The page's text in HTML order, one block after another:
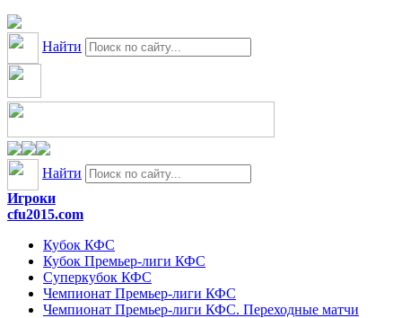
Найти
Найти
Игроки
cfu2015.com
Кубок КФС
Кубок Премьер-лиги КФС
Суперкубок КФС
Чемпионат Премьер-лиги КФС
Чемпионат Премьер-лиги КФС. Переходные матчи